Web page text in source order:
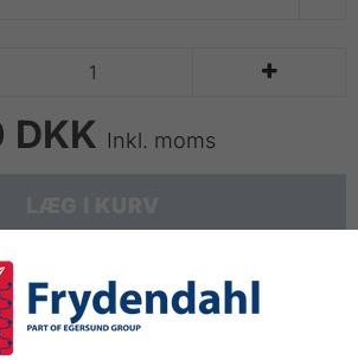

DKK Inkl. moms
- Guy Cotten
og komfortable